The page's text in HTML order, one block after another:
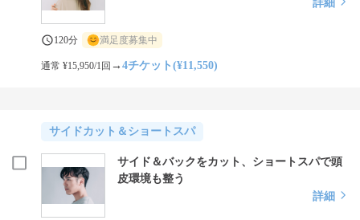
詳細
120分 満足度募集中
通常 ¥15,950/1回 →4チケット(¥11,550)
サイドカット＆ショートスパ
サイド＆バックをカット、ショートスパで頭
皮環境も整う
詳細